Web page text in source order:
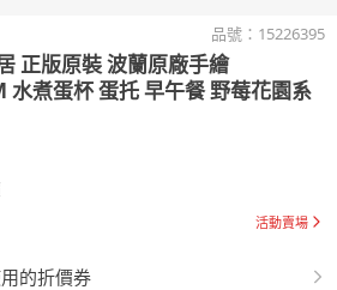
品號： 15226395
正版原裝 波蘭原廠手繪
煮蛋杯 蛋托 早午餐 野莓花園系
活動賣場
的折價券